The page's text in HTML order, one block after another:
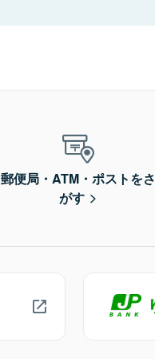
郵便局・ATM・ポストをさ
がす